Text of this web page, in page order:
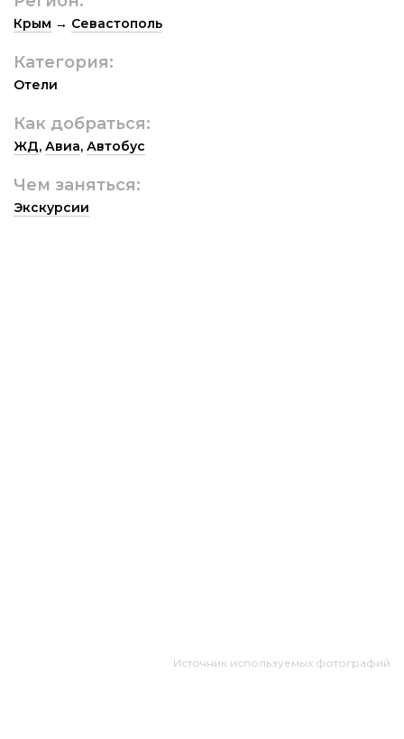
Крым → Севастополь
Категория:
Отели
Как добраться:
ЖД, Авиа, Автобус
Чем заняться:
Экскурсии
Источник используемых фотографий